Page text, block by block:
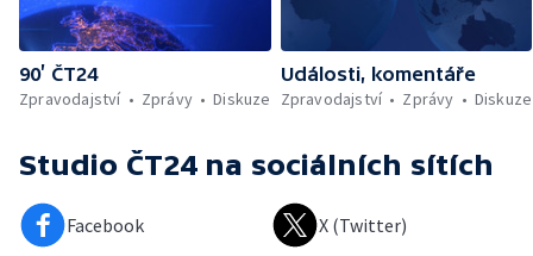
90’ ČT24
Zpravodajství
Zprávy Diskuze
Události, komentáře
Zpravodajství
Zprávy Diskuze
Studio ČT24 na sociálních sítích
Facebook X (Twitter)